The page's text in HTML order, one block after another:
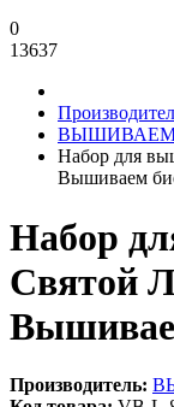
0
13637
Набор для
Вышиваем
Набор
Святой
Производитель: